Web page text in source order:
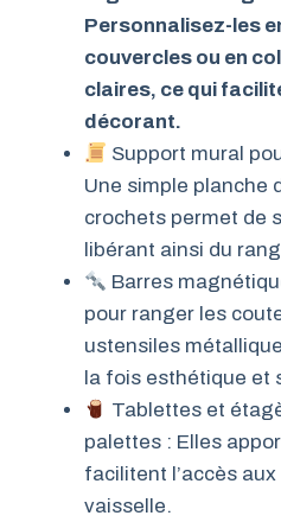
Personnalisez-les
couvercles ou en
claires, ce qui
décorant.
Support mural
Une simple planche
crochets permet de
libérant ainsi du
Barres
pour ranger les
ustensiles
la fois esthétique et
Tablettes et
palettes : Elles
facilitent l’accès
vaisselle.